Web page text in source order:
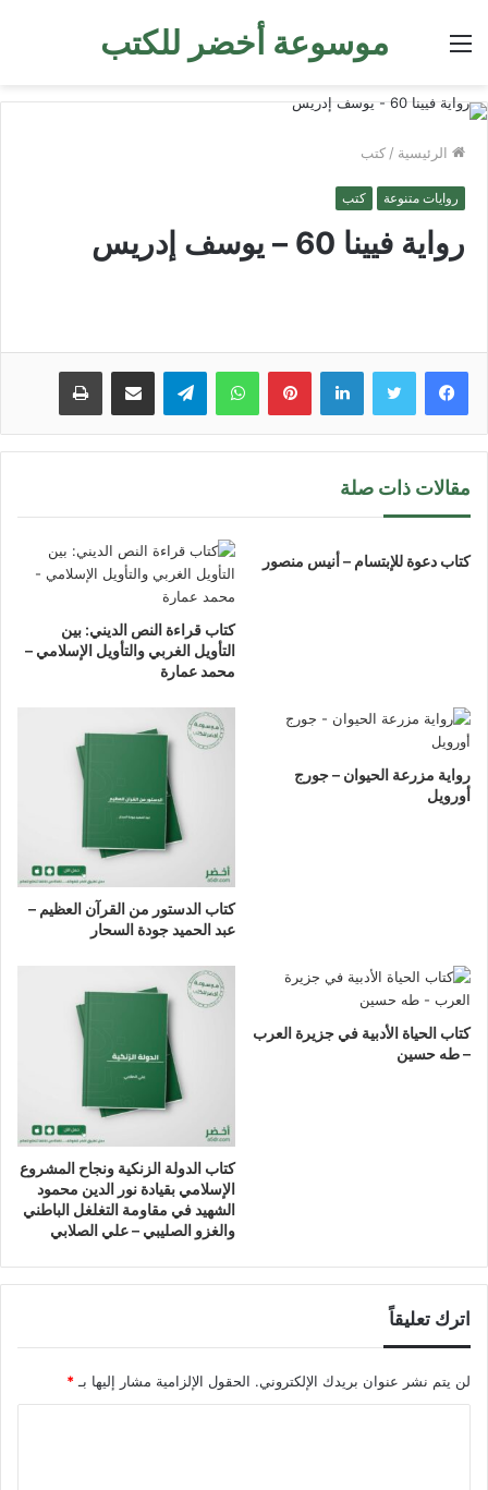
موسوعة أخضر للكتب القائمة
الرئيسية / كتب
روايات متنوعة كتب
رواية فيينا 60 – يوسف إدريس
لينكدإن بينتيريستواتساب تيلقرام مشاركة عبر البريد طباعة
مقالات ذات صلة
كتاب دعوة للإبتسام – أنيس منصور
كتاب قراءة النص الديني: بين
التأويل الغربي والتأويل الإسلامي –
محمد عمارة
رواية مزرعة الحيوان – جورج
أورويل
كتاب الدستور من القرآن العظيم –
عبد الحميد جودة السحار
كتاب الحياة الأدبية في جزيرة العرب
– طه حسين
كتاب الدولة الزنكية ونجاح المشروع
الإسلامي بقيادة نور الدين محمود
الشهيد في مقاومة التغلغل الباطني
والغزو الصليبي – علي الصلابي
اترك تعليقاً
لن يتم نشر عنوان بريدك الإلكتروني. الحقول الإلزامية مشار إليها بـ *